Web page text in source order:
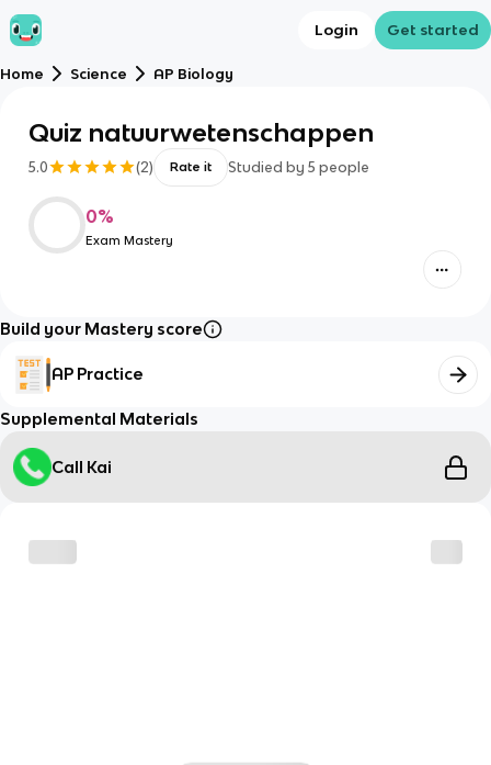
Login Get started
Home Science AP Biology
Quiz natuurwetenschappen
5.0 (2) Rate it Studied by 5 people
0%
Exam Mastery
Build your Mastery score
AP Practice
Supplemental Materials
Call Kai